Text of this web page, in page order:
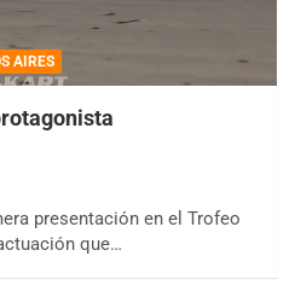
AIRES
presentación en el Trofeo
que…